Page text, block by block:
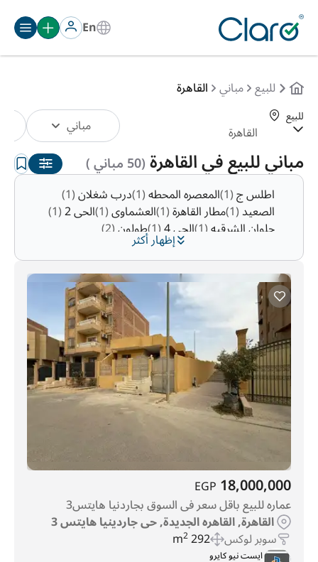
En
للبيع مباني القاهرة
للبيع مباني
مباني للبيع في القاهرة(50 مباني )
الترتيب:تلقائي
إظهار أكثر
اطلس ج(1) المعصره المحطه(1) درب شغلان(1)
الصعيد(1) مطار القاهرة(1) العشماوى(1) الحى 2 (1)
حلوان الشرقيه(1) الحى 4 (1) طولون(2)
السبتيه(2) شركس
حى الاسمرات(3) مدينة المستقبل(9)
وسط البلد حدائق القبة(10) الهايكستب(14)
جاردن سيتي المنيل النزهه(32) الديوره
البروج السرايات الزمالك(53)
منطقة العمارات (72) غرب مدينة نصر(171)
وصال(174) كريك تاون(189) مدينة بدر(370)
شيراتون المطار(486) مصر الجديدة(690)
الشرق للتأمين(769) الزهراء(796)
المعادي الجديدة المعادي(930)
المقطم(1113) مدينة الشروق(1136)
العاصمة الإدارية الجديدة
القاهره الجديدة
18,000,000
EGP
عماره للبيع باقل سعر فى السوق بجاردنيا هايتس3
القاهرة, القاهره الجديدة, حى جاردينيا هايتس 3
سوبر لوكس 292 m
2
ايست نيو كايرو